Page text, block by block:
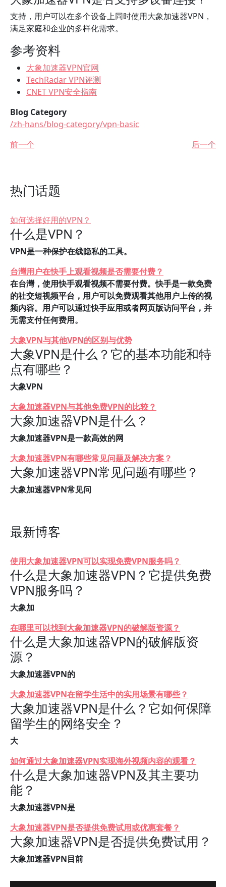
支持，用户可以在多个设备上同时使用大象加速器VPN，
满足家庭和企业的多样化需求。
参考资料
大象加速器VPN官网
TechRadar VPN评测
CNET VPN安全指南
Blog Category
/zh-hans/blog-category/vpn-basic
前一个
后一个
热门话题
如何选择好用的VPN？
什么是VPN？
VPN是一种保护在线隐私的工具。
台灣用户在快手上观看视频是否需要付费？
在台灣，使用快手观看视频不需要付费。快手是一款免费
的社交短视频平台，用户可以免费观看其他用户上传的视
频内容。用户可以通过快手应用或者网页版访问平台，并
无需支付任何费用。
大象VPN与其他VPN的区别与优势
大象VPN是什么？它的基本功能和特
点有哪些？
大象VPN
大象加速器VPN与其他免费VPN的比较？
大象加速器VPN是什么？
大象加速器VPN是一款高效的网
大象加速器VPN有哪些常见问题及解决方案？
大象加速器VPN常见问题有哪些？
大象加速器VPN常见问
最新博客
使用大象加速器VPN可以实现免费VPN服务吗？
什么是大象加速器VPN？它提供免费
VPN服务吗？
大象加
在哪里可以找到大象加速器VPN的破解版资源？
什么是大象加速器VPN的破解版资
源？
大象加速器VPN的
大象加速器VPN在留学生活中的实用场景有哪些？
大象加速器VPN是什么？它如何保障
留学生的网络安全？
大
如何通过大象加速器VPN实现海外视频内容的观看？
什么是大象加速器VPN及其主要功
能？
大象加速器VPN是
大象加速器VPN是否提供免费试用或优惠套餐？
大象加速器VPN是否提供免费试用？
大象加速器VPN目前